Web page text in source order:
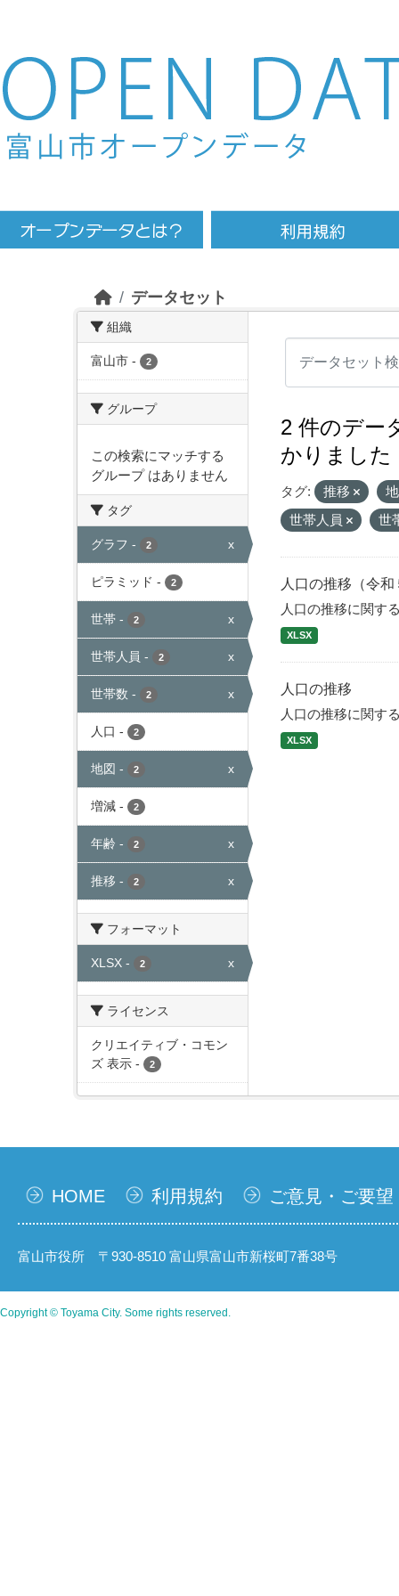
Skip to main content
データセット
組織
富山市 - 2
グループ
この検索にマッチする
グループ はありません
タグ
グラフ - 2 x
ピラミッド - 2
世帯 - 2 x
世帯人員 - 2 x
世帯数 - 2 x
人口 - 2
地図 - 2 x
増減 - 2
年齢 - 2 x
推移 - 2 x
フォーマット
XLSX - 2 x
ライセンス
クリエイティブ・コモン
ズ 表示 - 2
2 件のデー
かりました
タグ: 推移
世帯人員
世
人口の推移（令和
人口の推移に関す
XLSX
人口の推移
人口の推移に関す
XLSX
HOME 利用規約 ご意見・ご要望
富山市役所 〒930-8510 富山県富山市新桜町7番38号
Copyright © Toyama City. Some rights reserved.